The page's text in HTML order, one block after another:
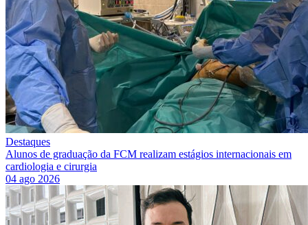
Destaques
Alunos de graduação da FCM realizam estágios internacionais em
cardiologia e cirurgia
04 ago 2026